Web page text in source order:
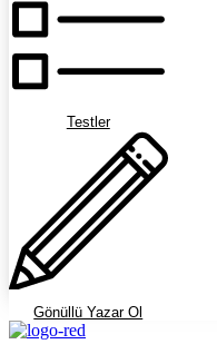
Testler
Gönüllü Yazar Ol